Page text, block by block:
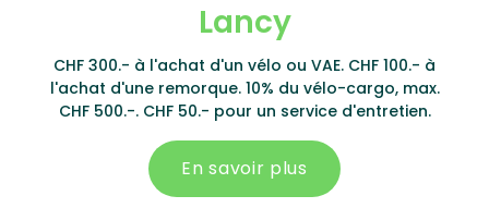
Lancy
CHF 300.- à l'achat d'un vélo ou VAE. CHF 100.- à
l'achat d'une remorque. 10% du vélo-cargo, max.
CHF 500.-. CHF 50.- pour un service d'entretien.
En savoir plus